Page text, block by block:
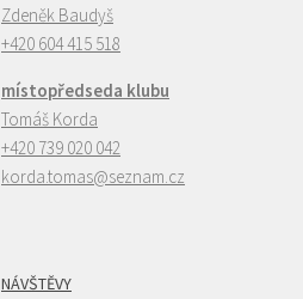
Zdeněk Baudyš
+420 604 415 518
místopředseda klubu
Tomáš Korda
+420 739 020 042
korda.tomas@seznam.cz
NÁVŠTĚVY